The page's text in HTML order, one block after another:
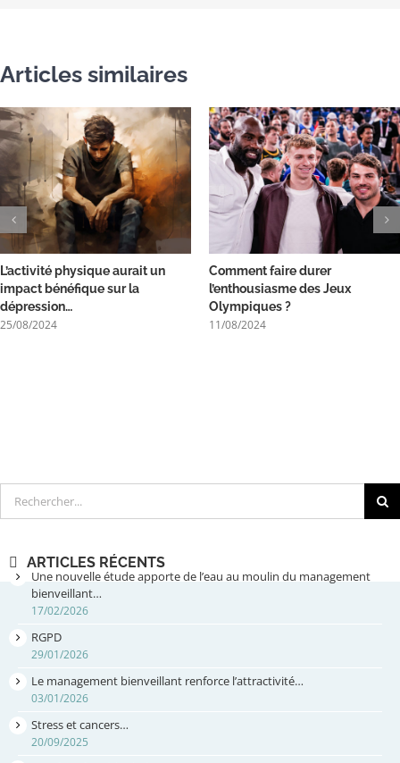
Articles similaires
L’activité physique aurait un
impact bénéfique sur la
dépression…
25/08/2024
Comment faire durer
l’enthousiasme des Jeux
Olympiques ?
11/08/2024
Rechercher
ARTICLES RÉCENTS
Une nouvelle étude apporte de l’eau au moulin du management
bienveillant…
17/02/2026
RGPD
29/01/2026
Le management bienveillant renforce l’attractivité…
03/01/2026
Stress et cancers…
20/09/2025